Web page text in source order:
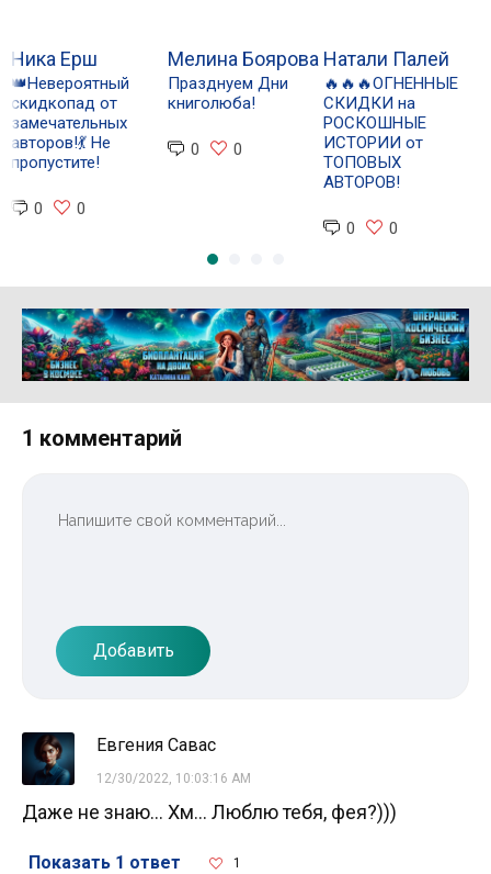
Ника Ерш
👑Невероятный
скидкопад от
замечательных
авторов!💃 Не
пропустите!
0 0
Мелина Боярова
Празднуем Дни
книголюба!
0 0
Натали Палей
🔥🔥🔥ОГНЕННЫЕ
СКИДКИ на
РОСКОШНЫЕ
ИСТОРИИ от
ТОПОВЫХ
АВТОРОВ!
0 0
Реклама 16+ АО «ЛитГород»
1 комментарий
Добавить
Евгения Савас
12/30/2022, 10:03:16 AM
Даже не знаю... Хм... Люблю тебя, фея?)))
Показать 1 ответ 1